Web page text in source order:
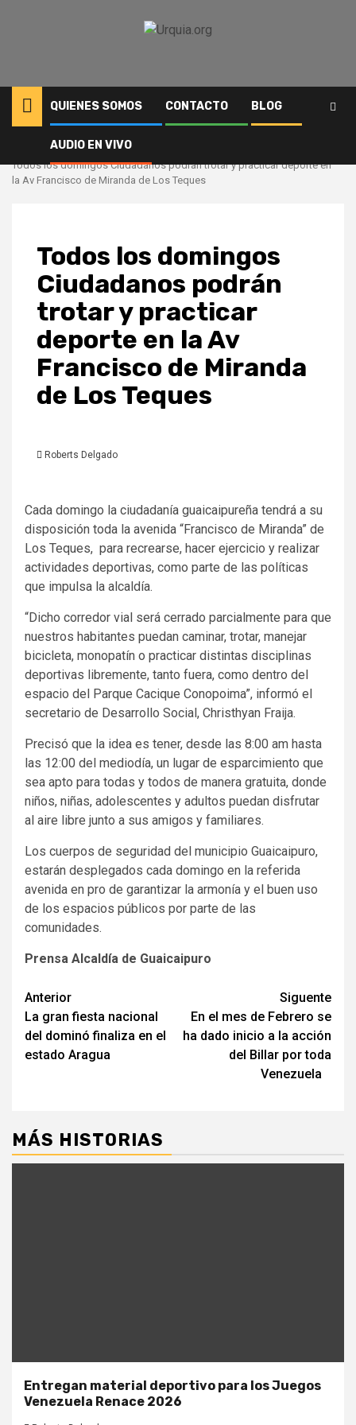
QUIENES SOMOS CONTACTO BLOG
AUDIO EN VIVO
Deportes
Todos los domingos Ciudadanos podrán trotar y practicar deporte en
la Av Francisco de Miranda de Los Teques
Todos los domingos
Ciudadanos podrán
trotar y practicar
deporte en la Av
Francisco de Miranda
de Los Teques
Roberts Delgado
Cada domingo la ciudadanía guaicaipureña tendrá a su
disposición toda la avenida “Francisco de Miranda” de
Los Teques, para recrearse, hacer ejercicio y realizar
actividades deportivas, como parte de las políticas
que impulsa la alcaldía.
“Dicho corredor vial será cerrado parcialmente para que
nuestros habitantes puedan caminar, trotar, manejar
bicicleta, monopatín o practicar distintas disciplinas
deportivas libremente, tanto fuera, como dentro del
espacio del Parque Cacique Conopoima”, informó el
secretario de Desarrollo Social, Christhyan Fraija.
Precisó que la idea es tener, desde las 8:00 am hasta
las 12:00 del mediodía, un lugar de esparcimiento que
sea apto para todas y todos de manera gratuita, donde
niños, niñas, adolescentes y adultos puedan disfrutar
al aire libre junto a sus amigos y familiares.
Los cuerpos de seguridad del municipio Guaicaipuro,
estarán desplegados cada domingo en la referida
avenida en pro de garantizar la armonía y el buen uso
de los espacios públicos por parte de las
comunidades.
Prensa Alcaldía de Guaicaipuro
Navegación
de
entradas
Anterior
La gran fiesta nacional
del dominó finaliza en el
estado Aragua
Siguente
En el mes de Febrero se
ha dado inicio a la acción
del Billar por toda
Venezuela
MÁS HISTORIAS
Entregan material deportivo para los Juegos
Venezuela Renace 2026